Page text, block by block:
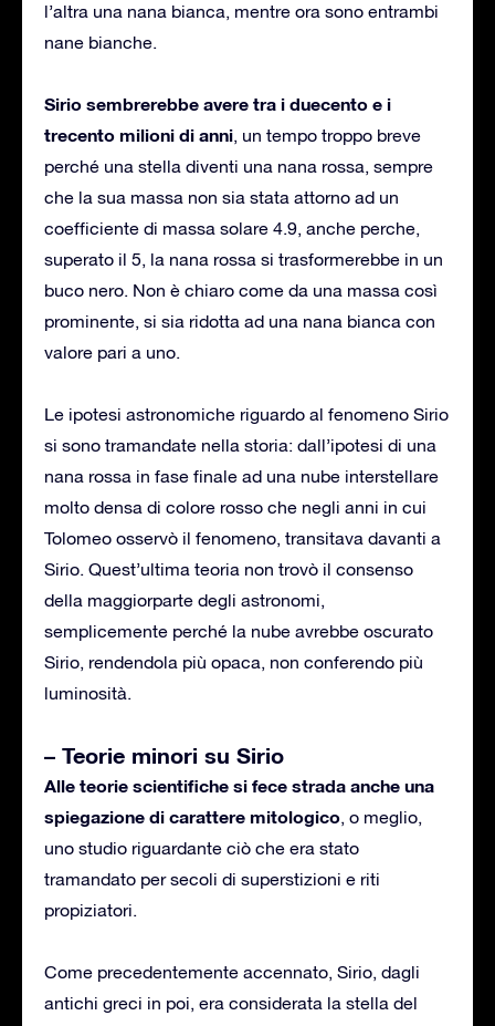
l’altra una nana bianca, mentre ora sono entrambi
nane bianche.
Sirio sembrerebbe avere tra i duecento e i
trecento milioni di anni, un tempo troppo breve
perché una stella diventi una nana rossa, sempre
che la sua massa non sia stata attorno ad un
coefficiente di massa solare 4.9, anche perche,
superato il 5, la nana rossa si trasformerebbe in un
buco nero. Non è chiaro come da una massa così
prominente, si sia ridotta ad una nana bianca con
valore pari a uno.
Le ipotesi astronomiche riguardo al fenomeno Sirio
si sono tramandate nella storia: dall’ipotesi di una
nana rossa in fase finale ad una nube interstellare
molto densa di colore rosso che negli anni in cui
Tolomeo osservò il fenomeno, transitava davanti a
Sirio. Quest’ultima teoria non trovò il consenso
della maggiorparte degli astronomi,
semplicemente perché la nube avrebbe oscurato
Sirio, rendendola più opaca, non conferendo più
luminosità.
– Teorie minori su Sirio
Alle teorie scientifiche si fece strada anche una
spiegazione di carattere mitologico, o meglio,
uno studio riguardante ciò che era stato
tramandato per secoli di superstizioni e riti
propiziatori.
Come precedentemente accennato, Sirio, dagli
antichi greci in poi, era considerata la stella del